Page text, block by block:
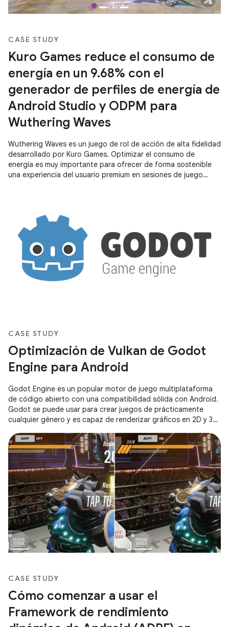
CASE STUDY
Kuro Games reduce el consumo de
energía en un 9.68% con el
generador de perfiles de energía de
Android Studio y ODPM para
Wuthering Waves
Wuthering Waves es un juego de rol de acción de alta fidelidad
desarrollado por Kuro Games. Optimizar el consumo de
energía es muy importante para ofrecer de forma sostenible
una experiencia del usuario premium en sesiones de juego
CASE STUDY
Optimización de Vulkan de Godot
Engine para Android
Godot Engine es un popular motor de juego multiplataforma
de código abierto con una compatibilidad sólida con Android.
Godot se puede usar para crear juegos de prácticamente
cualquier género y es capaz de renderizar gráficos en 2D y 3D.
CASE STUDY
Cómo comenzar a usar el
Framework de rendimiento